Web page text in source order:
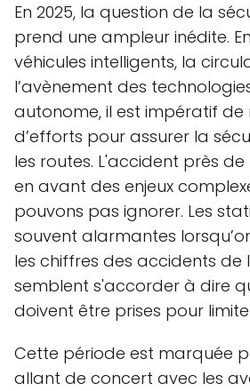
En 2025, la question de la
prend une ampleur inédite.
véhicules intelligents, la
l’avènement des
autonome, il est impératif de
d’efforts pour assurer la
les routes. L'accident près
en avant des enjeux
pouvons pas ignorer. Les
souvent alarmantes
les chiffres des accidents de
semblent s'accorder à dire
doivent être prises pour
Cette période est marquée
allant de concert avec les